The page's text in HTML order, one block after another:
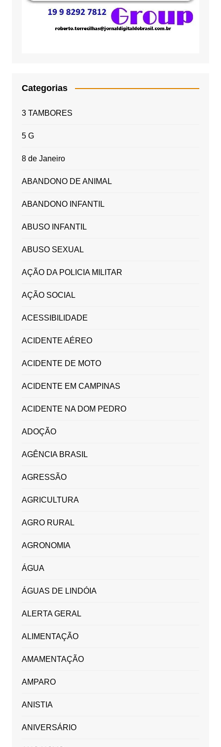
Categorias
3 TAMBORES
5 G
8 de Janeiro
ABANDONO DE ANIMAL
ABANDONO INFANTIL
ABUSO INFANTIL
ABUSO SEXUAL
AÇÃO DA POLICIA MILITAR
AÇÃO SOCIAL
ACESSIBILIDADE
ACIDENTE AÉREO
ACIDENTE DE MOTO
ACIDENTE EM CAMPINAS
ACIDENTE NA DOM PEDRO
ADOÇÃO
AGÊNCIA BRASIL
AGRESSÃO
AGRICULTURA
AGRO RURAL
AGRONOMIA
ÁGUA
ÁGUAS DE LINDÓIA
ALERTA GERAL
ALIMENTAÇÃO
AMAMENTAÇÃO
AMPARO
ANISTIA
ANIVERSÁRIO